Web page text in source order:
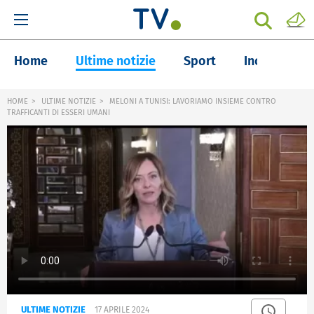
Home Ultime notizie Sport Inchieste
HOME ULTIME NOTIZIE
MELONI A TUNISI: LAVORIAMO INSIEME CONTRO
TRAFFICANTI DI ESSERI UMANI
ULTIME NOTIZIE 17 APRILE 2024